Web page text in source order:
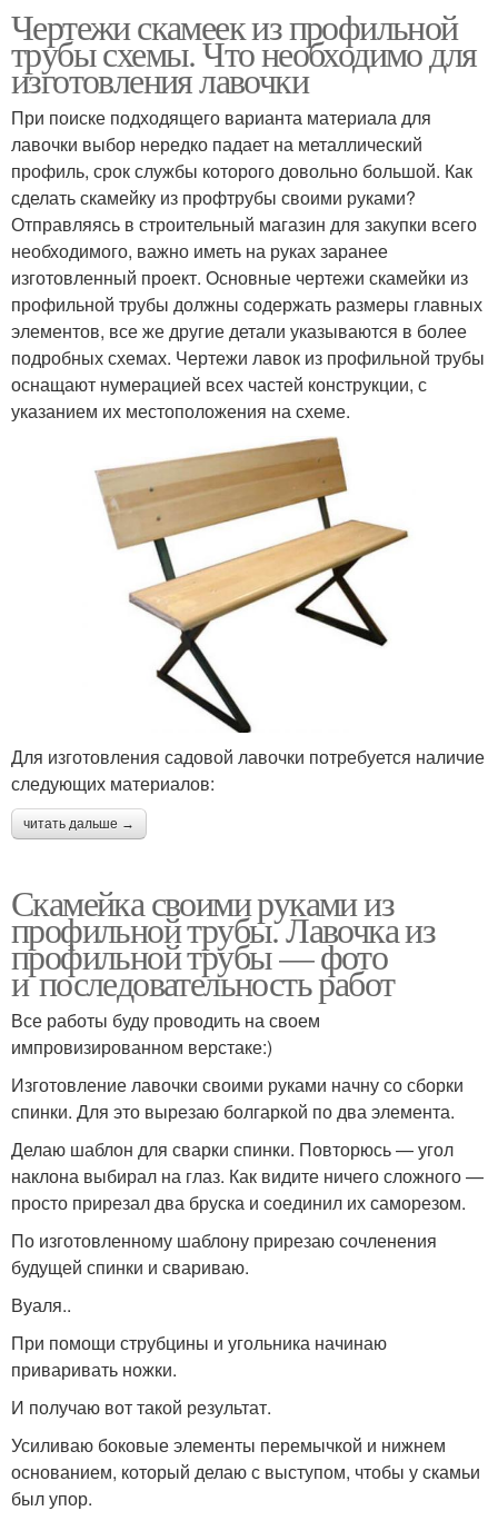
Чертежи скамеек из профильной
трубы схемы. Что необходимо для
изготовления лавочки
При поиске подходящего варианта материала для
лавочки выбор нередко падает на металлический
профиль, срок службы которого довольно большой. Как
сделать скамейку из профтрубы своими руками?
Отправляясь в строительный магазин для закупки всего
необходимого, важно иметь на руках заранее
изготовленный проект. Основные чертежи скамейки из
профильной трубы должны содержать размеры главных
элементов, все же другие детали указываются в более
подробных схемах. Чертежи лавок из профильной трубы
оснащают нумерацией всех частей конструкции, с
указанием их местоположения на схеме.
Для изготовления садовой лавочки потребуется наличие
следующих материалов:
читать дальше →
Скамейка своими руками из
профильной трубы. Лавочка из
профильной трубы — фото
и последовательность работ
Все работы буду проводить на своем
импровизированном верстаке:)
Изготовление лавочки своими руками начну со сборки
спинки. Для это вырезаю болгаркой по два элемента.
Делаю шаблон для сварки спинки. Повторюсь — угол
наклона выбирал на глаз. Как видите ничего сложного —
просто прирезал два бруска и соединил их саморезом.
По изготовленному шаблону прирезаю сочленения
будущей спинки и свариваю.
Вуаля..
При помощи струбцины и угольника начинаю
приваривать ножки.
И получаю вот такой результат.
Усиливаю боковые элементы перемычкой и нижнем
основанием, который делаю с выступом, чтобы у скамьи
был упор.